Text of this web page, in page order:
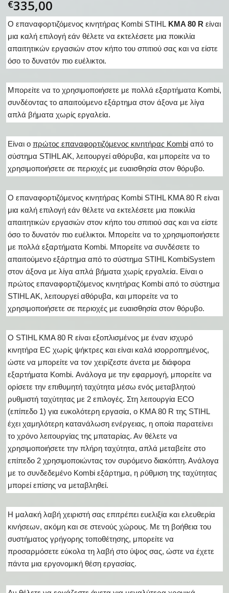
€335,00
Ο επαναφορτιζόμενος κινητήρας Kombi STIHL KMA 80 R είναι
μια καλή επιλογή εάν θέλετε να εκτελέσετε μια ποικιλία
απαιτητικών εργασιών στον κήπο του σπιτιού σας και να είστε
όσο το δυνατόν πιο ευέλικτοι.
Μπορείτε να το χρησιμοποιήσετε με πολλά εξαρτήματα Kombi,
συνδέοντας το απαιτούμενο εξάρτημα στον άξονα με λίγα
απλά βήματα χωρίς εργαλεία.
Είναι ο πρώτος επαναφορτιζόμενος κινητήρας Kombi από το
σύστημα STIHL AK, λειτουργεί αθόρυβα, και μπορείτε να το
χρησιμοποιήσετε σε περιοχές με ευαισθησία στον θόρυβο.
Ο επαναφορτιζόμενος κινητήρας Kombi STIHL KMA 80 R είναι
μια καλή επιλογή εάν θέλετε να εκτελέσετε μια ποικιλία
απαιτητικών εργασιών στον κήπο του σπιτιού σας και να είστε
όσο το δυνατόν πιο ευέλικτοι. Μπορείτε να το χρησιμοποιήσετε
με πολλά εξαρτήματα Kombi. Μπορείτε να συνδέσετε το
απαιτούμενο εξάρτημα από το σύστημα STIHL KombiSystem
στον άξονα με λίγα απλά βήματα χωρίς εργαλεία. Είναι ο
πρώτος επαναφορτιζόμενος κινητήρας Kombi από το σύστημα
STIHL AK, λειτουργεί αθόρυβα, και μπορείτε να το
χρησιμοποιήσετε σε περιοχές με ευαισθησία στον θόρυβο.
O STIHL KMA 80 R είναι εξοπλισμένος με έναν ισχυρό
κινητήρα EC χωρίς ψήκτρες και είναι καλά ισορροπημένος,
ώστε να μπορείτε να τον χειρίζεστε άνετα με διάφορα
εξαρτήματα Kombi. Ανάλογα με την εφαρμογή, μπορείτε να
ορίσετε την επιθυμητή ταχύτητα μέσω ενός μεταβλητού
ρυθμιστή ταχύτητας με 2 επιλογές. Στη λειτουργία ECO
(επίπεδο 1) για ευκολότερη εργασία, ο KMA 80 R της STIHL
έχει χαμηλότερη κατανάλωση ενέργειας, η οποία παρατείνει
το χρόνο λειτουργίας της μπαταρίας. Αν θέλετε να
χρησιμοποιήσετε την πλήρη ταχύτητα, απλά μεταβείτε στο
επίπεδο 2 χρησιμοποιώντας τον συρόμενο διακόπτη. Ανάλογα
με το συνδεδεμένο Kombi εξάρτημα, η ρύθμιση της ταχύτητας
μπορεί επίσης να μεταβληθεί.
Η μαλακή λαβή χειριστή σας επιτρέπει ευελιξία και ελευθερία
κινήσεων, ακόμη και σε στενούς χώρους. Με τη βοήθεια του
συστήματος γρήγορης τοποθέτησης, μπορείτε να
προσαρμόσετε εύκολα τη λαβή στο ύψος σας, ώστε να έχετε
πάντα μια εργονομική θέση εργασίας.